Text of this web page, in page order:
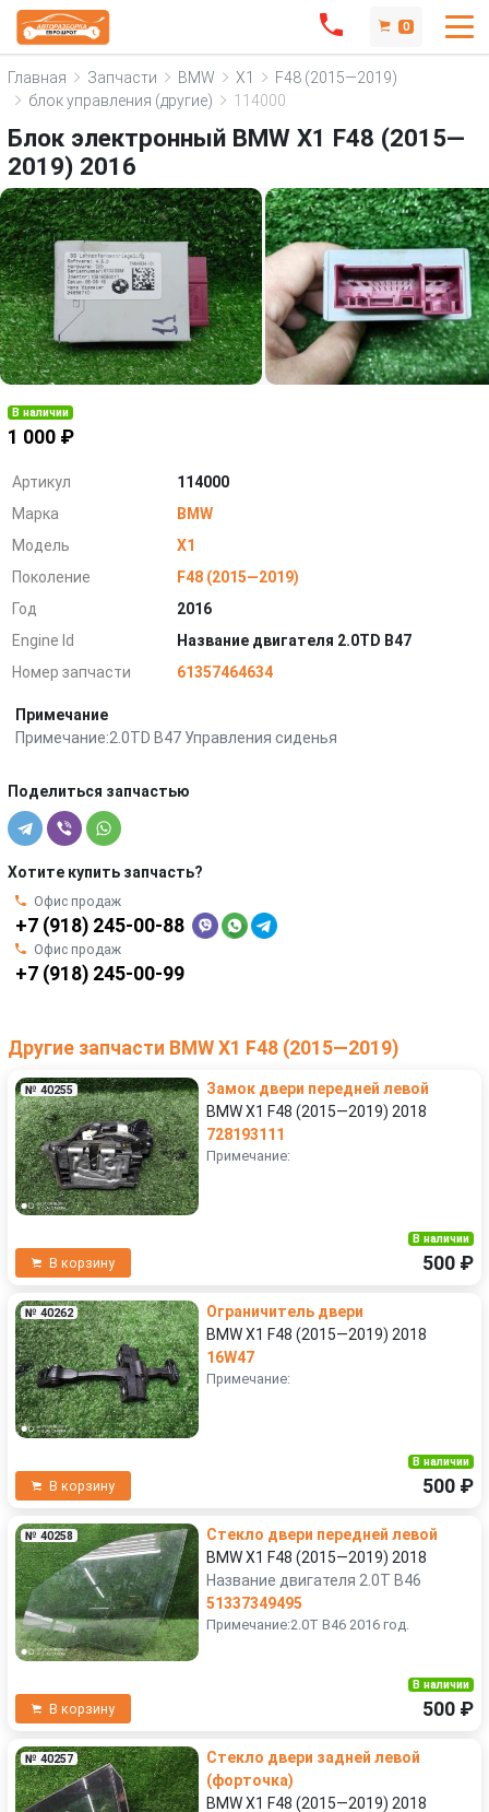
0
Главная Запчасти BMW X1
F48 (2015—2019)
блок управления (другие)
114000
Блок электронный BMW X1 F48 (2015—
2019) 2016
В наличии
1 000 ₽
Артикул
114000
Марка
BMW
Модель
X1
Поколение
F48 (2015—2019)
Год
2016
Engine Id
Название двигателя 2.0TD B47
Номер запчасти
61357464634
Примечание
Примечание:2.0TD B47 Управления сиденья
Поделиться запчастью
Хотите купить запчасть?
Офис продаж
+7 (918) 245-00-88
Офис продаж
+7 (918) 245-00-99
Другие запчасти BMW X1 F48 (2015—2019)
№ 40255
Замок двери передней левой
BMW X1 F48 (2015—2019) 2018
728193111
Примечание:
В корзину
В наличии
500 ₽
№ 40262
Ограничитель двери
BMW X1 F48 (2015—2019) 2018
16W47
Примечание:
В корзину
В наличии
500 ₽
№ 40258
Стекло двери передней левой
BMW X1 F48 (2015—2019) 2018
Название двигателя 2.0T B46
51337349495
Примечание:2.0T B46 2016 год.
В корзину
В наличии
500 ₽
№ 40257
Стекло двери задней левой
(форточка)
BMW X1 F48 (2015—2019) 2018